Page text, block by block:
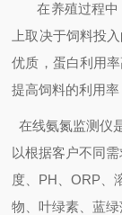
在养殖过程
上取决于饲料投
优质，蛋白利用
提高饲料的利用率
在线氨氮监测仪
以根据客户不同
度、 PH 、ORP
物、叶绿素、蓝